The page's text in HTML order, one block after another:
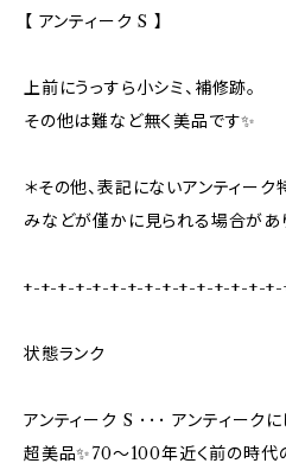
【 アンティーク S 】
上前にうっすら小シミ、補修跡。
その他は難など無く美品です✨
＊その他、表記にないアンティーク
みなどが僅かに見られる場合があ
+-+-+-+-+-+-+-+-+-+-+-+-+-+-+-
状態ランク
アンティーク S ･･･ アンティーク
超美品✨70〜100年近く前の時代